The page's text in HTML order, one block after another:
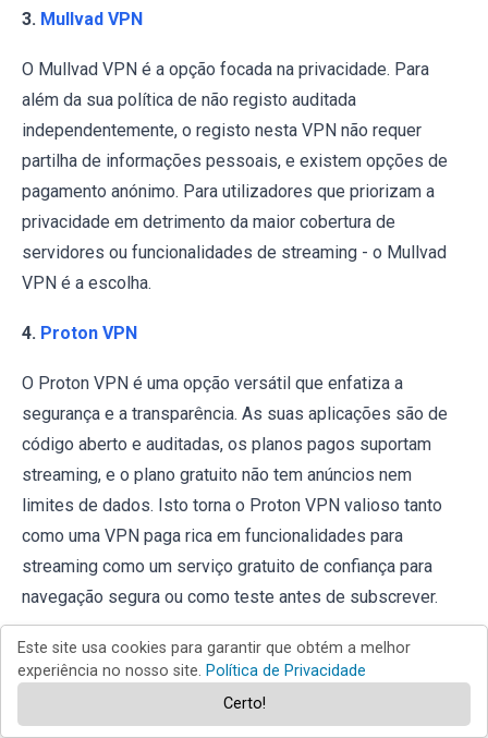
3. Mullvad VPN
O Mullvad VPN é a opção focada na privacidade. Para
além da sua política de não registo auditada
independentemente, o registo nesta VPN não requer
partilha de informações pessoais, e existem opções de
pagamento anónimo. Para utilizadores que priorizam a
privacidade em detrimento da maior cobertura de
servidores ou funcionalidades de streaming - o Mullvad
VPN é a escolha.
4. Proton VPN
O Proton VPN é uma opção versátil que enfatiza a
segurança e a transparência. As suas aplicações são de
código aberto e auditadas, os planos pagos suportam
streaming, e o plano gratuito não tem anúncios nem
limites de dados. Isto torna o Proton VPN valioso tanto
como uma VPN paga rica em funcionalidades para
streaming como um serviço gratuito de confiança para
navegação segura ou como teste antes de subscrever.
5.ExpressVPN
O ExpressVPN é uma das VPNs premium mais fáceis de
usar. Oferece aplicações polidas, suporte para router,
Este site usa cookies para garantir que obtém a melhor
experiência no nosso site. Política de Privacidade
Certo!